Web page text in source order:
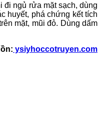
đi ngủ rửa mặt sạch, dùng
huyết, phá chứng kết tích
mặt, mũi đỏ. Dùng dấm
ysiyhoccotruyen.com